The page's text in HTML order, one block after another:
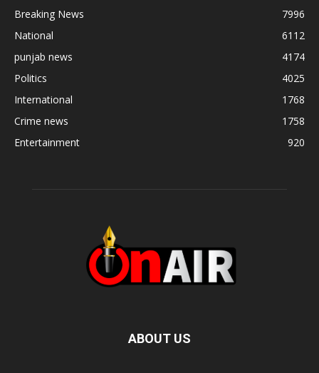
Breaking News
7996
National
6112
punjab news
4174
Politics
4025
International
1768
Crime news
1758
Entertainment
920
ABOUT US